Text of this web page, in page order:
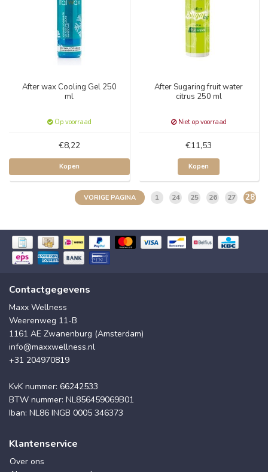
After wax Cooling Gel 250
ml
Op voorraad
€8,22
Kopen
After Sugaring fruit water
citrus 250 ml
Niet op voorraad
€11,53
Kopen
VORIGE PAGINA 1 24 25 26 27 28
Contactgegevens
Maxx Wellness
Weerenweg 11-B
1161 AE Zwanenburg (Amsterdam)
info@maxxwellness.nl
+31 204970819
KvK nummer: 66242533
BTW nummer: NL856459069B01
Iban: NL86 INGB 0005 346373
Klantenservice
Over ons